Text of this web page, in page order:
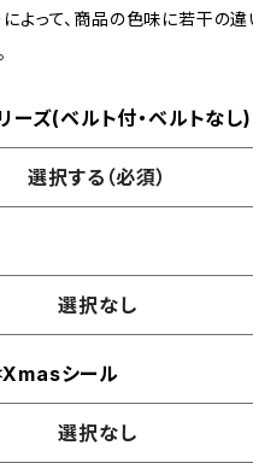
よって、商品の色味に若干の違
ズ(ベルト付・ベルトなし)
選択する（必須）
選択なし
Xmasシール
選択なし